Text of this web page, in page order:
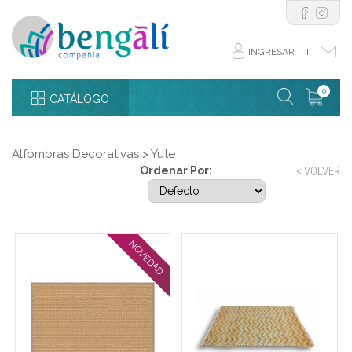
INGRESAR I
CATÁLOGO
0
Alfombras Decorativas >Yute
< VOLVER
Ordenar Por:
NOVEDAD
Alfombra yute 100 x 150
Alfombra yute y algodón